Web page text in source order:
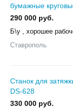
бумажные
290 000 руб.
Б\у , хорошее
Ставрополь
Станок для
DS-628
330 000 руб.